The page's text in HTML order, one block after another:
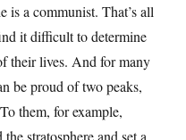
is a communist. That’s all
it difficult to determine
their lives. And for many
be proud of two peaks,
them, for example,
stratosphere and set a